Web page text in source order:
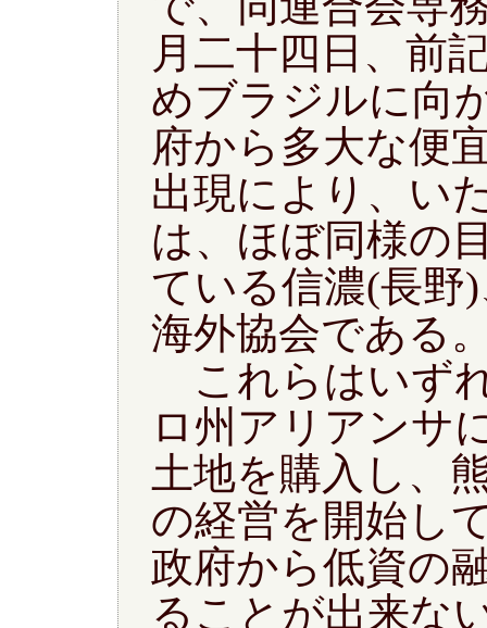
月二十四日、前
めブラジルに向
府から多大な便
出現により、い
は、ほぼ同様の
ている信濃(長野
海外協会である
これらはいず
ロ州アリアンサ
土地を購入し、
の経営を開始し
政府から低資の
ることが出来な